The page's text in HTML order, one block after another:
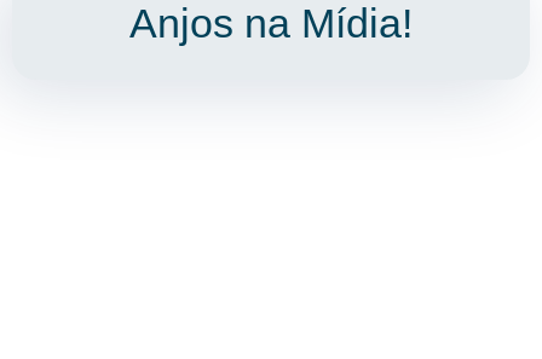
Anjos na Mídia!